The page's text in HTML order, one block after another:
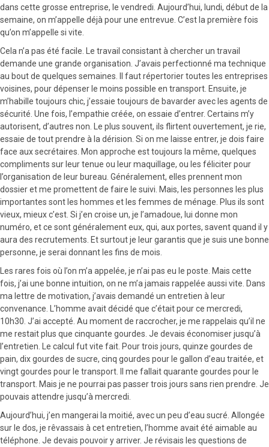
dans cette grosse entreprise, le vendredi. Aujourd’hui, lundi, début de la
semaine, on m’appelle déjà pour une entrevue. C’est la première fois
qu’on m’appelle si vite.
Cela n’a pas été facile. Le travail consistant à chercher un travail
demande une grande organisation. J’avais perfectionné ma technique
au bout de quelques semaines. Il faut répertorier toutes les entreprises
voisines, pour dépenser le moins possible en transport. Ensuite, je
m’habille toujours chic, j’essaie toujours de bavarder avec les agents de
sécurité. Une fois, l’empathie créée, on essaie d’entrer. Certains m’y
autorisent, d’autres non. Le plus souvent, ils flirtent ouvertement, je rie,
essaie de tout prendre à la dérision. Si on me laisse entrer, je dois faire
face aux secrétaires. Mon approche est toujours la même, quelques
compliments sur leur tenue ou leur maquillage, ou les féliciter pour
l’organisation de leur bureau. Généralement, elles prennent mon
dossier et me promettent de faire le suivi. Mais, les personnes les plus
importantes sont les hommes et les femmes de ménage. Plus ils sont
vieux, mieux c’est. Si j’en croise un, je l’amadoue, lui donne mon
numéro, et ce sont généralement eux, qui, aux portes, savent quand il y
aura des recrutements. Et surtout je leur garantis que je suis une bonne
personne, je serai donnant les fins de mois.
Les rares fois où l’on m’a appelée, je n’ai pas eu le poste. Mais cette
fois, j’ai une bonne intuition, on ne m’a jamais rappelée aussi vite. Dans
ma lettre de motivation, j’avais demandé un entretien à leur
convenance. L’homme avait décidé que c’était pour ce mercredi,
10h30. J’ai accepté. Au moment de raccrocher, je me rappelais qu’il ne
me restait plus que cinquante gourdes. Je devais économiser jusqu’à
l’entretien. Le calcul fut vite fait. Pour trois jours, quinze gourdes de
pain, dix gourdes de sucre, cinq gourdes pour le gallon d’eau traitée, et
vingt gourdes pour le transport. Il me fallait quarante gourdes pour le
transport. Mais je ne pourrai pas passer trois jours sans rien prendre. Je
pouvais attendre jusqu’à mercredi.
Aujourd’hui, j’en mangerai la moitié, avec un peu d’eau sucré. Allongée
sur le dos, je rêvassais à cet entretien, l’homme avait été aimable au
téléphone. Je devais pouvoir y arriver. Je révisais les questions de